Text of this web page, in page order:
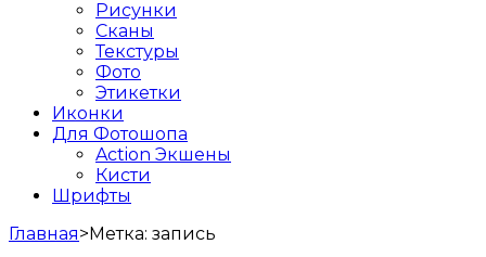
Рисунки
Сканы
Текстуры
Фото
Этикетки
Иконки
Для Фотошопа
Action Экшены
Кисти
Шрифты
Главная>Метка: запись